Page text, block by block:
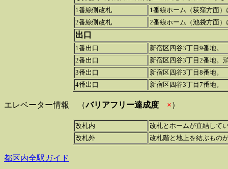
1番線側改札
1番線ホーム（荻窪方面
2番線側改札
2番線ホーム（池袋方面
出口
1番出口
新宿区四谷3丁目9番地。
2番出口
新宿区四谷3丁目2番地。
3番出口
新宿区四谷3丁目8番地。
4番出口
新宿区四谷3丁目7番地。
エレベーター情報 （バリアフリー達成度 ×）
改札内
改札とホームが直結して
改札外
改札階と地上を結ぶもの
都区内全駅ガイド